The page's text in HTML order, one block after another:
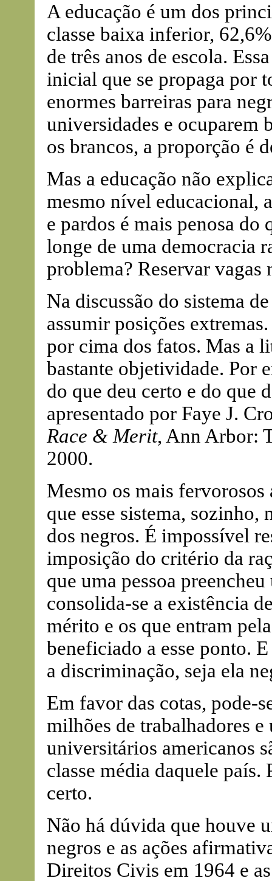
A educação é um dos
classe baixa inferior,
de três anos de escola.
inicial que se propaga por
enormes barreiras para
universidades e ocuparem
os brancos, a proporção é
Mas a educação não
mesmo nível educacional,
e pardos é mais penosa do
longe de uma democracia
problema? Reservar vagas
Na discussão do sistema
assumir posições
por cima dos fatos. Mas a
bastante objetividade. Por
do que deu certo e do que
apresentado por Faye J.
Race & Merit, Ann Arbor:
2000.
Mesmo os mais fervorosos
que esse sistema,
dos negros. É impossível
imposição do critério da
que uma pessoa
consolida-se a existência
mérito e os que entram
beneficiado a esse ponto.
a discriminação, seja ela
Em favor das cotas, pode-
milhões de trabalhadores
universitários americanos
classe média daquele país.
certo.
Não há dúvida que houve
negros e as ações
Direitos Civis em 1964 e